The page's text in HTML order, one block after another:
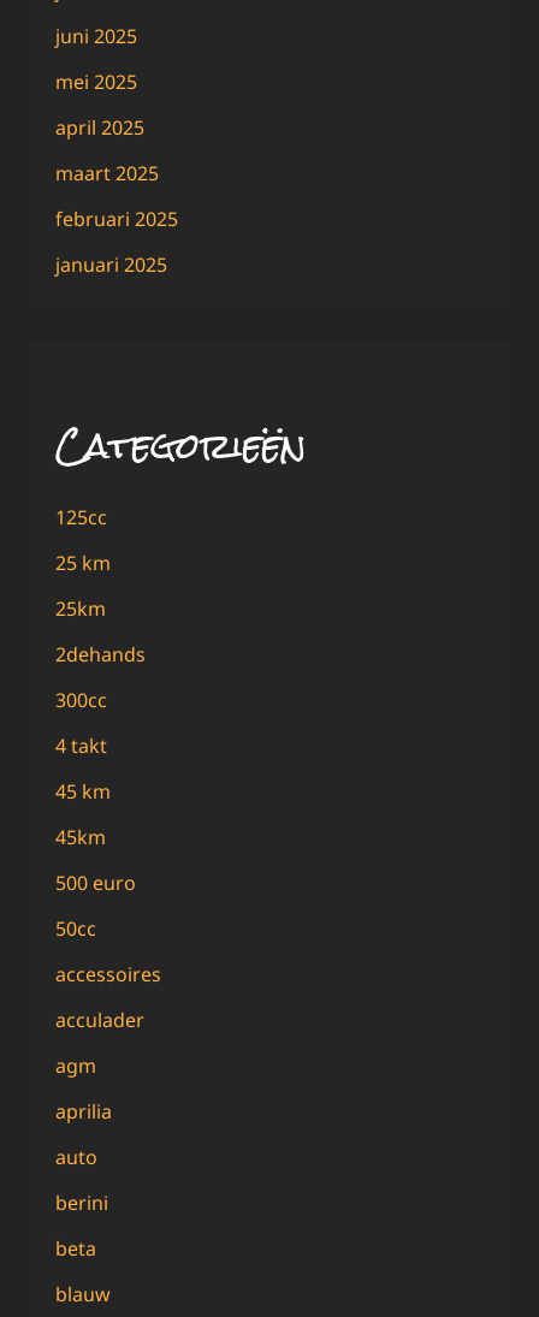
juni 2025
mei 2025
april 2025
maart 2025
februari 2025
januari 2025
Categorieën
125cc
25 km
25km
2dehands
300cc
4 takt
45 km
45km
500 euro
50cc
accessoires
acculader
agm
aprilia
auto
berini
beta
blauw